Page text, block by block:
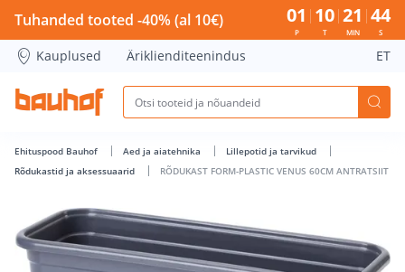
RÕDUKAST FORM-PLASTIC VENUS 60CM ANTRATSIIT -
Tuhanded tooted -40% (al 10€) 01
P
10
T
21
MIN
44
S
Kauplused Äriklienditeenindus ET
Ehituspood Bauhof Aed ja aiatehnika
Lillepotid ja tarvikud
Rõdukastid ja aksessuaarid
RÕDUKAST FORM-PLASTIC VENUS 60CM ANTRATSIIT